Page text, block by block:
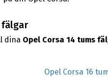
fälgar
dina Opel Corsa 14 tums
Opel Corsa 16